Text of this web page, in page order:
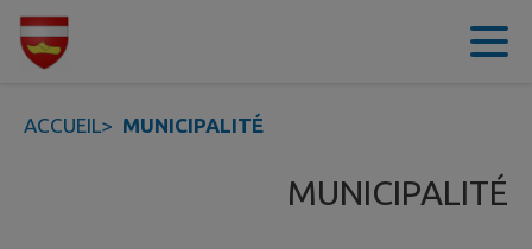
Contenu
ACCUEIL> MUNICIPALITÉ
MUNICIPALITÉ